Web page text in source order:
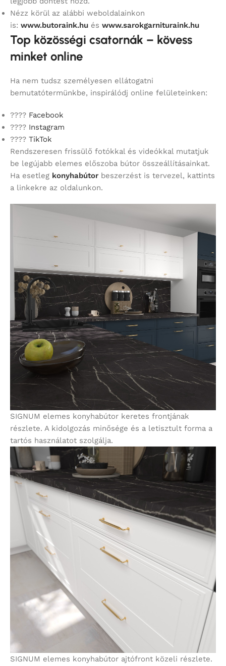
Nézz körül az alábbi weboldalainkon
is: www.butoraink.hu és www.sarokgarnituraink.hu
Top közösségi csatornák – kövess
minket online
Ha nem tudsz személyesen ellátogatni
bemutatótermünkbe, inspirálódj online felületeinken:
???? Facebook
???? Instagram
???? TikTok
Rendszeresen frissülő fotókkal és videókkal mutatjuk
be legújabb elemes előszoba bútor összeállításainkat.
Ha esetleg konyhabútor beszerzést is tervezel, kattints
a linkekre az oldalunkon.
SIGNUM elemes konyhabútor keretes frontjának
részlete. A kidolgozás minősége és a letisztult forma a
tartós használatot szolgálja.
SIGNUM elemes konyhabútor ajtófront közeli részlete.